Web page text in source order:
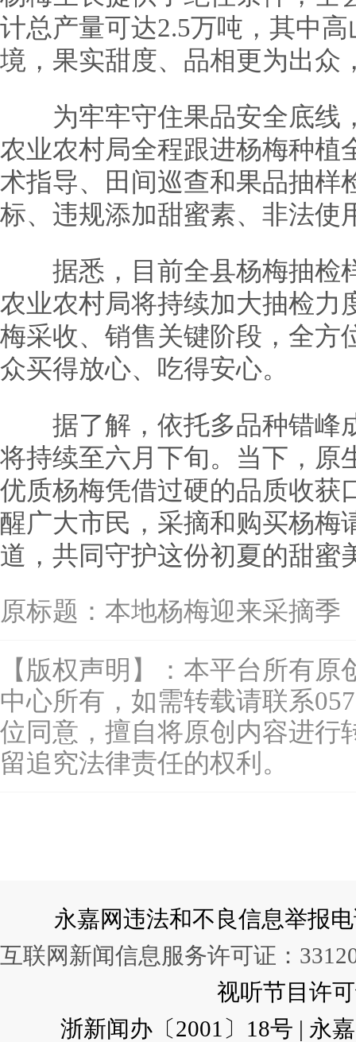
计总产量可达2.5万吨，其中
境，果实甜度、品相更为出众
为牢牢守住果品安全底线
农业农村局全程跟进杨梅种植
术指导、田间巡查和果品抽样
标、违规添加甜蜜素、非法使
据悉，目前全县杨梅抽检
农业农村局将持续加大抽检力
梅采收、销售关键阶段，全方
众买得放心、吃得安心。
据了解，依托多品种错峰
将持续至六月下旬。当下，原
优质杨梅凭借过硬的品质收获
醒广大市民，采摘和购买杨梅
道，共同守护这份初夏的甜蜜
原标题： 本地杨梅迎来采摘季
【版权声明】：本平台所有
中心所有，如需转载请联系
位同意，擅自将原创内容进行
留追究法律责任的权利。
永嘉网违法和不良信息举报
互联网新闻信息服务许可证：
视听节目许
浙新闻办〔2001〕18号 | 永